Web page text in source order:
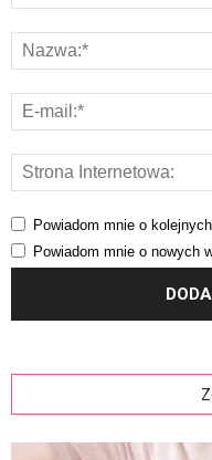
Powiadom mnie o
Powiadom mnie o nowych